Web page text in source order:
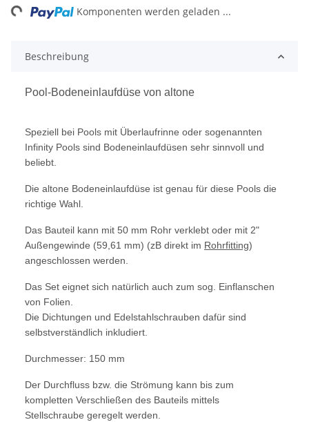
Komponenten werden geladen ...
Beschreibung
Pool-Bodeneinlaufdüse von altone
Speziell bei Pools mit Überlaufrinne oder sogenannten
Infinity Pools sind Bodeneinlaufdüsen sehr sinnvoll und
beliebt.
Die altone Bodeneinlaufdüse ist genau für diese Pools die
richtige Wahl.
Das Bauteil kann mit 50 mm Rohr verklebt oder mit 2"
Außengewinde (59,61 mm) (zB direkt im Rohrfitting)
angeschlossen werden.
Das Set eignet sich natürlich auch zum sog. Einflanschen
von Folien.
Die Dichtungen und Edelstahlschrauben dafür sind
selbstverständlich inkludiert.
Durchmesser: 150 mm
Der Durchfluss bzw. die Strömung kann bis zum
kompletten Verschließen des Bauteils mittels
Stellschraube geregelt werden.